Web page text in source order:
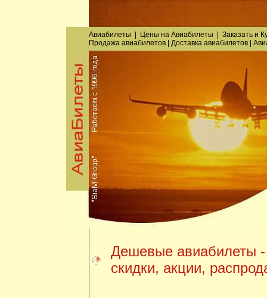
Авиабилеты Цены на Авиабилеты Заказатьи
Продажа авиабилетов| Доставка авиабилетов|
Дешевые авиабилеты -
скидки, акции,